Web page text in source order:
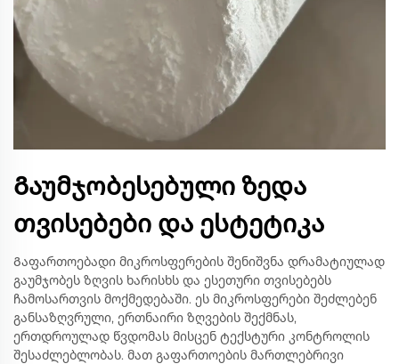
Გაუმჯობესებული ზედა
თვისებები და ესტეტიკა
Გაფართოებადი მიკროსფერების შენიშვნა დრამატიულად
გაუმჯობეს ზღვის ხარისხს და ესეთური თვისებებს
ჩამოსართვის მოქმედებაში. ეს მიკროსფერები შეძლებენ
განსაზღვრული, ერთნაირი ზღვების შექმნას,
ერთდროულად წვდომას მისცენ ტექსტური კონტროლის
შესაძლებლობას. მათ გაფართოების მართლებრივი